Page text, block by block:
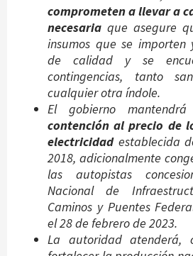
comprometen a llevar a
necesaria que asegure
insumos que se importen
de calidad y se
contingencias, tanto
cualquier otra índole.
El gobierno
contención al precio de
electricidadestablecida
2018, adicionalmente
las autopistas
Nacional de
Caminos y Puentes
el 28 de febrero de 2023.
La autoridad atenderá,